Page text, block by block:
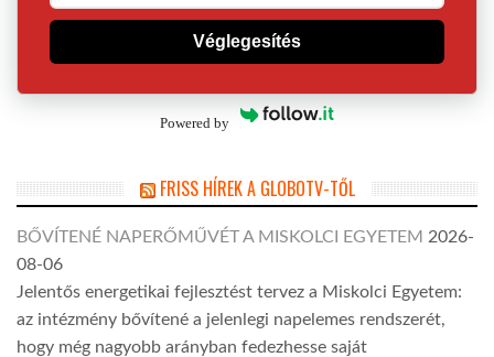
Véglegesítés
Powered by
FRISS HÍREK A GLOBOTV-TŐL
BŐVÍTENÉ NAPERŐMŰVÉT A MISKOLCI EGYETEM 2026-
08-06
Jelentős energetikai fejlesztést tervez a Miskolci Egyetem:
az intézmény bővítené a jelenlegi napelemes rendszerét,
hogy még nagyobb arányban fedezhesse saját